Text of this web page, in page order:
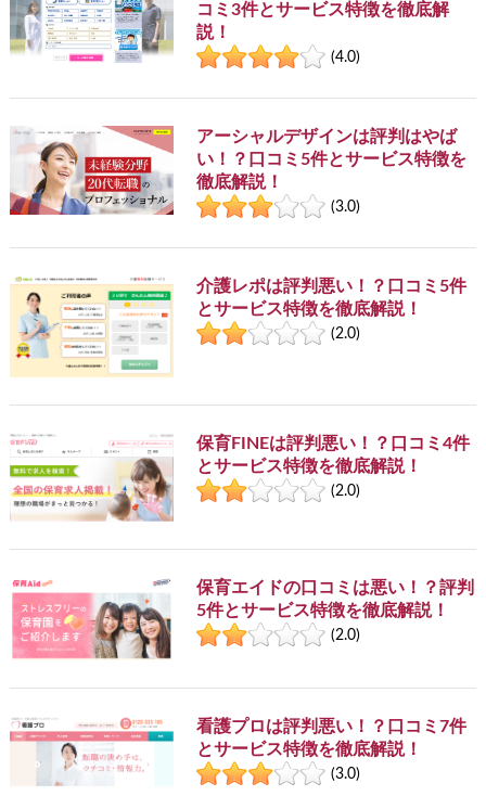
コミ3件とサービス特徴を徹底解
説！
(4.0)
アーシャルデザインは評判はやば
い！？口コミ5件とサービス特徴を
徹底解説！
(3.0)
介護レポは評判悪い！？口コミ5件
とサービス特徴を徹底解説！
(2.0)
保育FINEは評判悪い！？口コミ4件
とサービス特徴を徹底解説！
(2.0)
保育エイドの口コミは悪い！？評判
5件とサービス特徴を徹底解説！
(2.0)
看護プロは評判悪い！？口コミ7件
とサービス特徴を徹底解説！
(3.0)